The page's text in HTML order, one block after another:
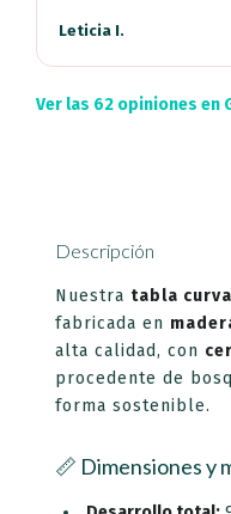
Leticia I.
Ver las 62 opiniones en
Descripción
Nuestra tabla
fabricada en
alta calidad, con
procedente de
forma sostenible.
📏 Dimensiones y